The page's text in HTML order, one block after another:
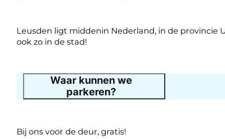
Leusden ligt middenin Nederland, in de provincie
ook zo in de stad!
Waar kunnen we
parkeren?
Bij ons voor de deur, gratis!